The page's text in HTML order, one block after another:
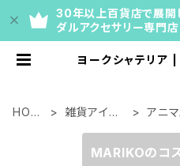
30年以上百貨店で展開
ダルアクセサリー専門店
ヨークシャテリア
HOM
雑貨アイテ
アニ
MARIKOのコ